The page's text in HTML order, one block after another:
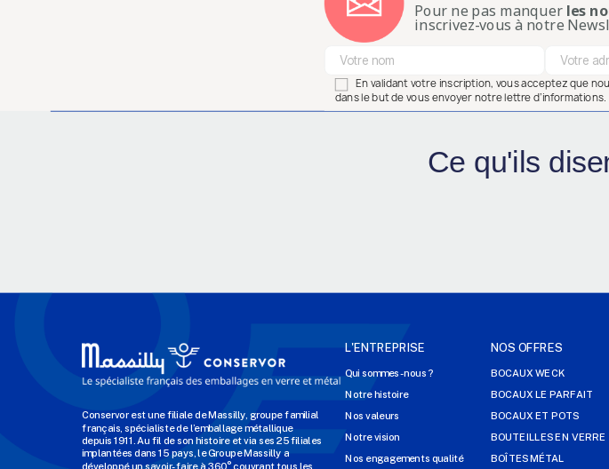
Pour ne pas manquer les
inscrivez-vous à notre
En validant votre inscription, vous acceptez que
dans le but de vous envoyer notre lettre d’informations.
Ce qu'ils
Conservor est une filiale de Massilly, groupe familial
français, spécialiste de l’emballage métallique
depuis 1911. Au fil de son histoire et via ses 25 filiales
implantées dans 15 pays, le Groupe Massilly a
développé un savoir-faire à 360° couvrant tous les
L'ENTREPRISE
Qui sommes-nous ?
Notre histoire
Nos valeurs
Notre vision
Nos engagements qualité
NOS OFFRES
BOCAUX WECK
BOCAUX LE PARFAIT
BOCAUX ET POTS
BOUTEILLES EN VERRE
BOÎTES MÉTAL